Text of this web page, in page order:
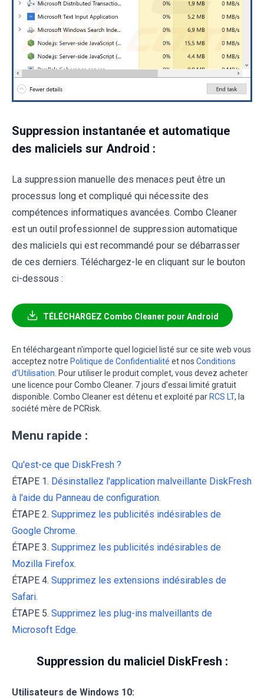
Suppression instantanée et automatique
des maliciels sur Android :
La suppression manuelle des menaces peut être un
processus long et compliqué qui nécessite des
compétences informatiques avancées. Combo Cleaner
est un outil professionnel de suppression automatique
des maliciels qui est recommandé pour se débarrasser
de ces derniers. Téléchargez-le en cliquant sur le bouton
ci-dessous :
TÉLÉCHARGEZ Combo Cleaner pour Android
En téléchargeant n'importe quel logiciel listé sur ce site web vous
acceptez notre Politique de Confidentialité et nos Conditions
d’Utilisation. Pour utiliser le produit complet, vous devez acheter
une licence pour Combo Cleaner. 7 jours d’essai limité gratuit
disponible. Combo Cleaner est détenu et exploité par RCS LT, la
société mère de PCRisk.
Menu rapide :
Qu'est-ce que DiskFresh ?
ÉTAPE 1. Désinstallez l'application malveillante DiskFresh
à l'aide du Panneau de configuration.
ÉTAPE 2. Supprimez les publicités indésirables de
Google Chrome.
ÉTAPE 3. Supprimez les publicités indésirables de
Mozilla Firefox.
ÉTAPE 4. Supprimez les extensions indésirables de
Safari.
ÉTAPE 5. Supprimez les plug-ins malveillants de
Microsoft Edge.
Suppression du maliciel DiskFresh :
Utilisateurs de Windows 10: